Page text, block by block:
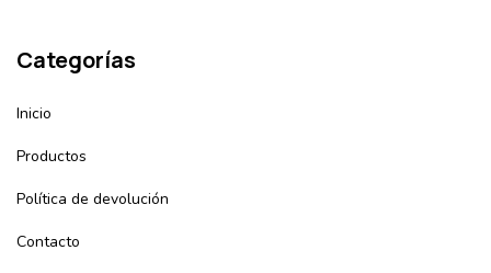
Categorías
Inicio
Productos
Política de devolución
Contacto